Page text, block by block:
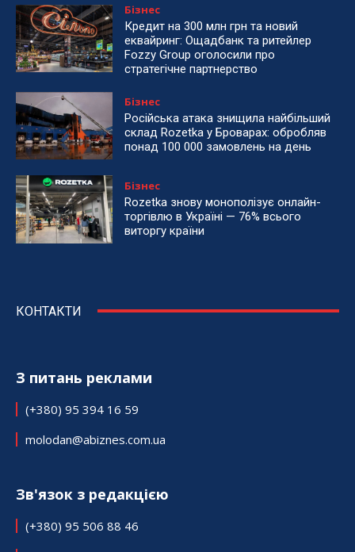
Бізнес
Кредит на 300 млн грн та новий
еквайринг: Ощадбанк та ритейлер
Fozzy Group оголосили про
стратегічне партнерство
Бізнес
Російська атака знищила найбільший
склад Rozetka у Броварах: обробляв
понад 100 000 замовлень на день
Бізнес
Rozetka знову монополізує онлайн-
торгівлю в Україні — 76% всього
виторгу країни
КОНТАКТИ
З питань реклами
(+380) 95 394 16 59
molodan@abiznes.com.ua
Зв'язок з редакцією
(+380) 95 506 88 46